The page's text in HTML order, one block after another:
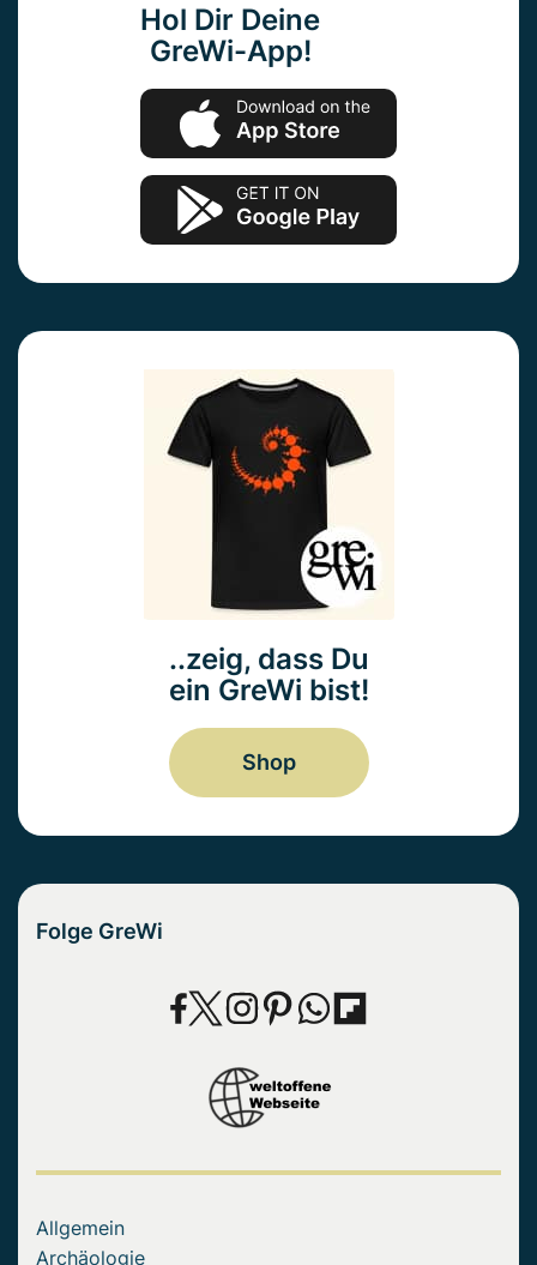
Hol Dir Deine
GreWi-App!
..zeig, dass Du
ein GreWi bist!
Shop
Folge GreWi
Allgemein
Archäologie